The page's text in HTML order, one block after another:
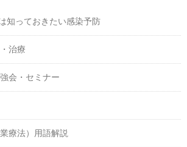
知っておきたい感染予防
治療
会・セミナー
療法）用語解説